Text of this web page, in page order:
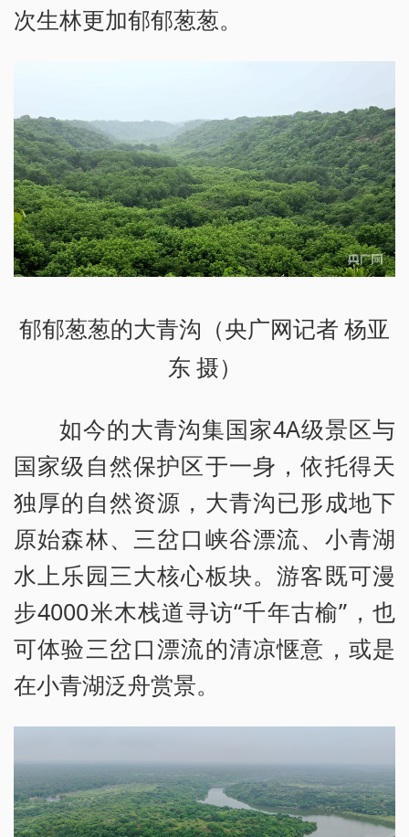
次生林更加郁郁葱葱。
郁郁葱葱的大青沟（央广网记者 杨亚
东 摄）
如今的大青沟集国家4A级景区与
国家级自然保护区于一身，依托得天
独厚的自然资源，大青沟已形成地下
原始森林、三岔口峡谷漂流、小青湖
水上乐园三大核心板块。游客既可漫
步4000米木栈道寻访“千年古榆”，也
可体验三岔口漂流的清凉惬意，或是
在小青湖泛舟赏景。